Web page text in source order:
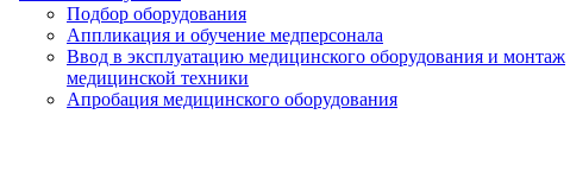
Подбор оборудования
Аппликация и обучение медперсонала
Ввод в эксплуатацию медицинского оборудования и монтаж
медицинской техники
Апробация медицинского оборудования